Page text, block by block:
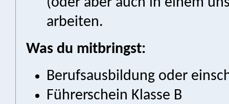
arbeiten.
Was du mitbringst:
Berufsausbildung oder
Führerschein Klasse B